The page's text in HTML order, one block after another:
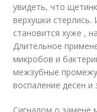
увидеть, что
верхушки стерлись.
становится хуже ,
Длительное
микробов и
межзубные
воспаление десен и
Сигналом о замене